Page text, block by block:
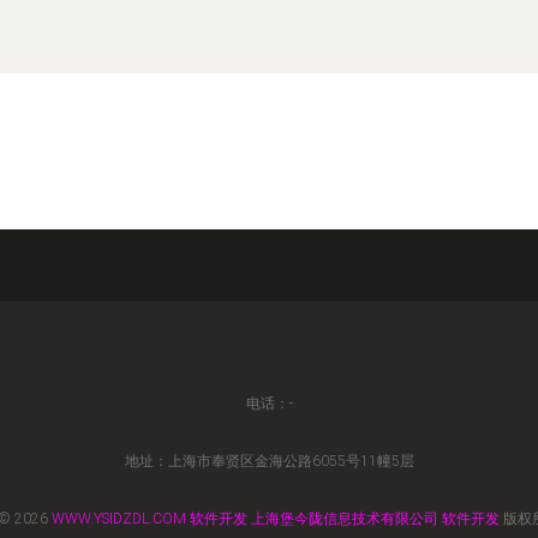
电话：-
地址：上海市奉贤区金海公路6055号11幢5层
© 2026 WWW.YSIDZDL.COM 软件开发 上海堡今陇信息技术有限公司 软件开发 版权